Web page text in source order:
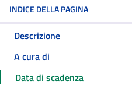
INDICE DELLA PAGINA
Descrizione
A cura di
Data di scadenza